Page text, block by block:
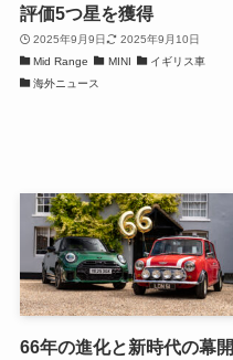
評価5つ星を獲得
2025年9月9日
2025年9月10日
Mid Range
MINI
イギリス車
海外ニュース
66年の進化と新時代の幕開